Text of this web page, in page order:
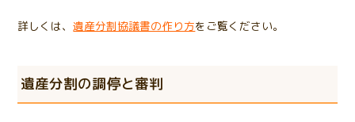
詳しくは、遺産分割協議書の作り方をご覧ください。
遺産分割の調停と審判